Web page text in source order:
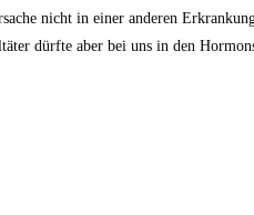
nicht in einer anderen
dürfte aber bei uns in den